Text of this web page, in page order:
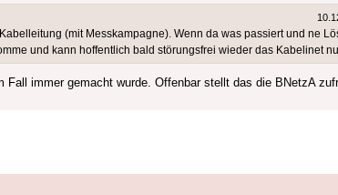
(mit Messkampagne). Wenn da was passiert und ne
und kann hoffentlich bald störungsfrei wieder das Kabelinet
immer gemacht wurde. Offenbar stellt das die BNetzA